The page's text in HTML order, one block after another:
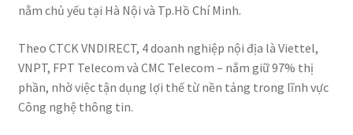
nằm chủ yếu tại Hà Nội và Tp.Hồ Chí Minh.
Theo CTCK VNDIRECT, 4 doanh nghiệp nội địa là Viettel,
VNPT, FPT Telecom và CMC Telecom – nắm giữ 97% thị
phần, nhờ việc tận dụng lợi thế từ nền tảng trong lĩnh vực
Công nghệ thông tin.